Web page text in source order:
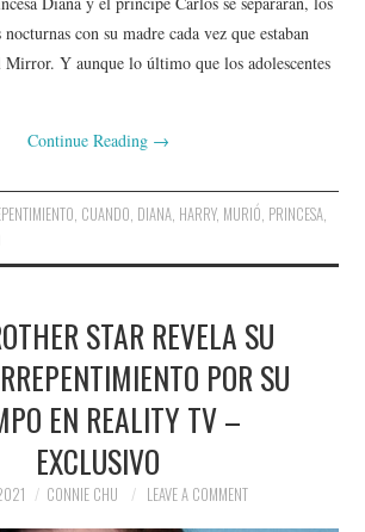
con su madre cada vez que estaban
Mirror. Y aunque lo último que los adolescentes
Continue Reading →
, CUANDO, DIANA, HARRY, MURIÓ, PRINCESA,
STAR REVELA SU
POR SU
EN REALITY TV –
EXCLUSIVO
CONNIE CHU LEAVE A COMMENT